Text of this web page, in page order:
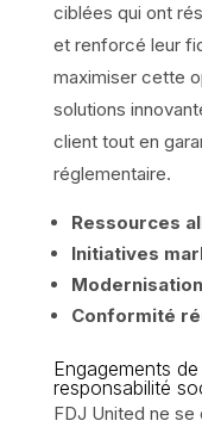
ciblées qui ont
et renforcé leur
maximiser cette
solutions
client tout en
réglementaire.
Ressources
Initiatives
Conformité
Engagements
responsabilité
FDJ United ne se